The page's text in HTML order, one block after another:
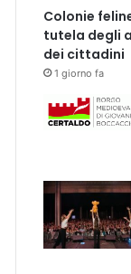
Colonie
tutela degli
dei cittadini
1 giorno fa